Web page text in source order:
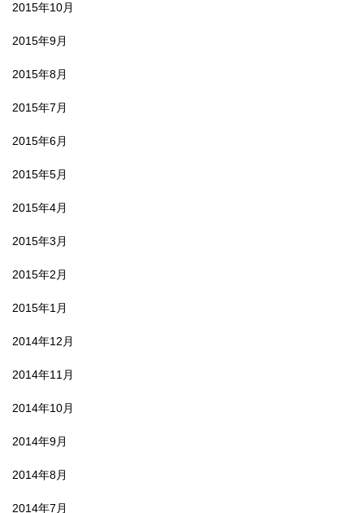
2015年10月
2015年9月
2015年8月
2015年7月
2015年6月
2015年5月
2015年4月
2015年3月
2015年2月
2015年1月
2014年12月
2014年11月
2014年10月
2014年9月
2014年8月
2014年7月